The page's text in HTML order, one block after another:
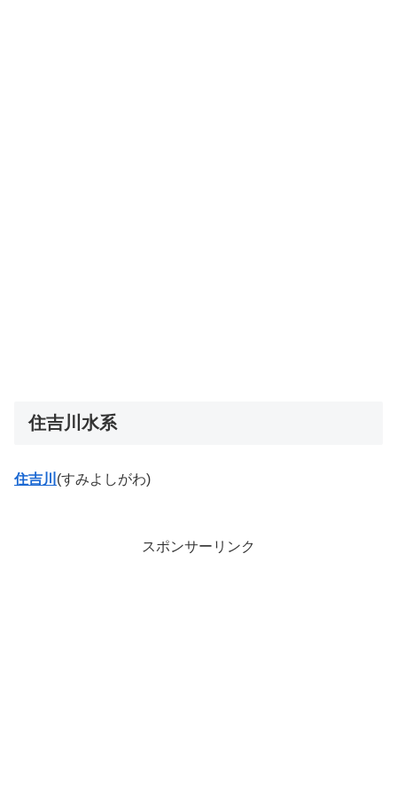
住吉川水系
住吉川 (すみよしがわ)
スポンサーリンク